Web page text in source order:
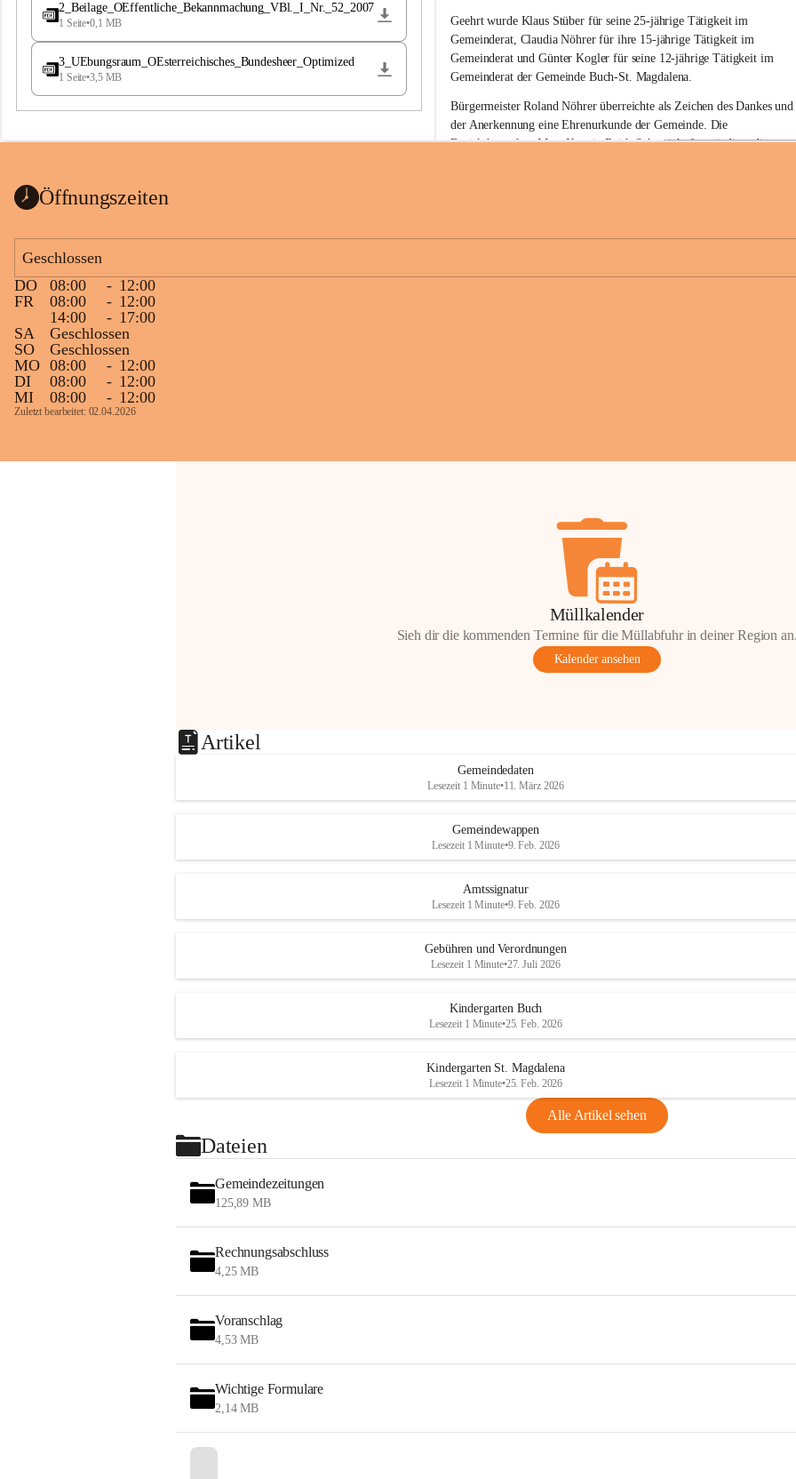
e
a
2_Beilage_OEffentliche_Bekannmachung_VBl._I_Nr._52_2007
1 Seite•0,1 MB
3_UEbungsraum_OEsterreichisches_Bundesheer_Optimized
1 Seite•3,5 MB
M
a
g
d
a
l
e
n
a
Geehrt wurde Klaus Stüber für seine 25-jährige Tätigkeit im
Gemeinderat, Claudia Nöhrer für ihre 15-jährige Tätigkeit im
Gemeinderat und Günter Kogler für seine 12-jährige Tätigkeit im
Gemeinderat der Gemeinde Buch-St. Magdalena.
Bürgermeister Roland Nöhrer überreichte als Zeichen des Dankes und
der Anerkennung eine Ehrenurkunde der Gemeinde. Die
Bezirkshauptfrau Mag. Kerstin Raith-Schweighofer würdigte die
+6
Öffnungszeiten
Geschlossen
DO
08:00 - 12:00
FR
08:00 - 12:00
14:00
- 17:00
SA
Geschlossen
SO
Geschlossen
MO 08:00 - 12:00
DI
08:00 - 12:00
MI
08:00 - 12:00
Zuletzt bearbeitet: 02.04.2026
Müllkalender
Sieh dir die kommenden Termine für die Müllabfuhr in deiner Region an.
Kalender ansehen
Artikel
Gemeindedaten
Lesezeit 1 Minute•11. März 2026
Gemeindewappen
Lesezeit 1 Minute•9. Feb. 2026
Amtssignatur
Lesezeit 1 Minute•9. Feb. 2026
Gebühren und Verordnungen
Lesezeit 1 Minute•27. Juli 2026
Kindergarten Buch
Lesezeit 1 Minute•25. Feb. 2026
Kindergarten St. Magdalena
Lesezeit 1 Minute•25. Feb. 2026
Alle Artikel sehen
Dateien
Gemeindezeitungen
125,89 MB
Rechnungsabschluss
4,25 MB
Voranschlag
4,53 MB
Wichtige Formulare
2,14 MB